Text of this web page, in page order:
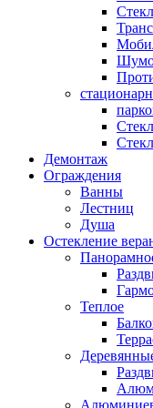
Демонтаж
Ограждения
Ванны
Лестниц
Душа
Остекление
Теплое